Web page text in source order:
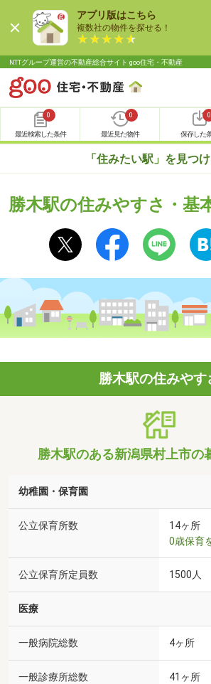
アプリ版はこちら
複数社の物件を探せる！
NTTグループ運営の不動産総合サイト goo住宅・不動産
0
最近検索した条件
0
最近見た物件
0
保存した
「住みたい駅」を見つ
勝木駅の住みやすさ・基
勝木駅の住みやす
勝木駅のある新潟県村上市の
幼稚園・保育園
公立保育所数
14ヶ所
0歳保育
公立保育所定員数 1500人
医療
一般病院総数 4ヶ所
一般診療所総数 41ヶ所